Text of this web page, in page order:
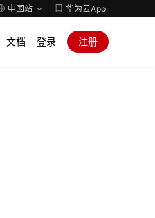
中国站 华为云App
文档 登录 注册